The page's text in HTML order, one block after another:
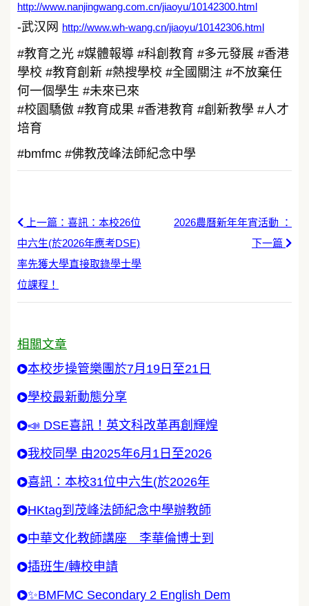
http://www.nanjingwang.com.cn/jiaoyu/10142300.html
-武汉网 http://www.wh-wang.cn/jiaoyu/10142306.html
#教育之光 #媒體報導 #科創教育 #多元發展 #香港
學校 #教育創新 #熱搜學校 #全國關注 #不放棄任
何一個學生 #未來已來
#校園驕傲 #教育成果 #香港教育 #創新教學 #人才
培育
#bmfmc #佛教茂峰法師紀念中學
上一篇：喜訊：本校26位
中六生(於2026年應考DSE)
率先獲大學直接取錄學士學
位課程！
2026農曆新年年宵活動 ：
下一篇
相關文章
本校步操管樂團於7月19日至21日
學校最新動態分享
📣 DSE喜訊！英文科改革再創輝煌
我校同學 由2025年6月1日至2026
喜訊：本校31位中六生(於2026年
HKtag到茂峰法師紀念中學辦教師
中華文化教師講座 李華倫博士到
插班生/轉校申請
✨BMFMC Secondary 2 English Dem